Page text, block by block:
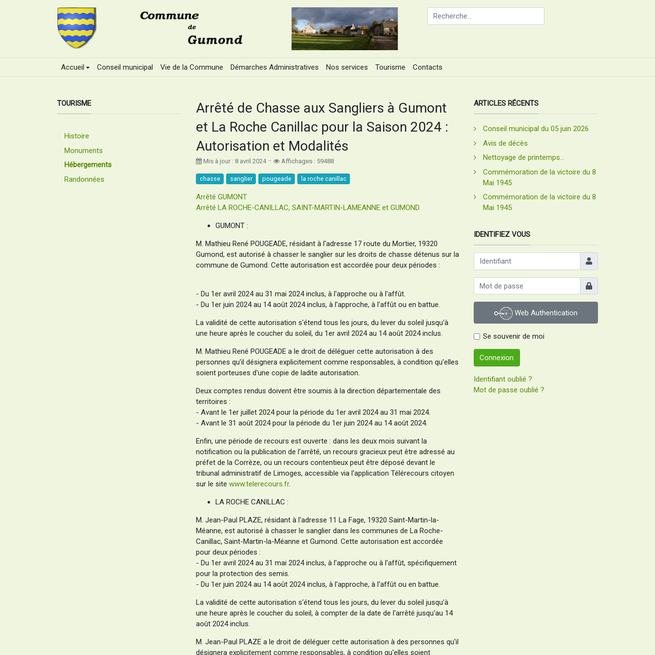
Accueil Conseil municipal Vie de la Commune Démarches Administratives Nos services Tourisme Contacts
Arrêté de Chasse aux Sangliers à Gumont
et La Roche Canillac pour la Saison 2024 :
Autorisation et Modalités
Mis à jour : 8 avril 2024 Affichages : 59488
chasse sanglier pougeade la roche canillac
Arrêté GUMONT
Arrêté LA ROCHE-CANILLAC, SAINT-MARTIN-LAMEANNE et GUMOND.
GUMONT :
M. Mathieu René POUGEADE, résidant à l'adresse 17 route du Mortier, 19320
Gumond, est autorisé à chasser le sanglier sur les droits de chasse détenus sur la
commune de Gumond. Cette autorisation est accordée pour deux périodes :
- Du 1er avril 2024 au 31 mai 2024 inclus, à l'approche ou à l'affût.
- Du 1er juin 2024 au 14 août 2024 inclus, à l'approche, à l'affût ou en battue.
La validité de cette autorisation s'étend tous les jours, du lever du soleil jusqu'à
une heure après le coucher du soleil, du 1er avril 2024 au 14 août 2024 inclus.
M. Mathieu René POUGEADE a le droit de déléguer cette autorisation à des
personnes qu'il désignera explicitement comme responsables, à condition qu'elles
soient porteuses d'une copie de ladite autorisation.
Deux comptes rendus doivent être soumis à la direction départementale des
territoires :
- Avant le 1er juillet 2024 pour la période du 1er avril 2024 au 31 mai 2024.
- Avant le 31 août 2024 pour la période du 1er juin 2024 au 14 août 2024.
Enfin, une période de recours est ouverte : dans les deux mois suivant la
notification ou la publication de l'arrêté, un recours gracieux peut être adressé au
préfet de la Corrèze, ou un recours contentieux peut être déposé devant le
tribunal administratif de Limoges, accessible via l'application Télérecours citoyen
sur le site www.telerecours.fr.
LA ROCHE CANILLAC :
M. Jean-Paul PLAZE, résidant à l'adresse 11 La Fage, 19320 Saint-Martin-la-
Méanne, est autorisé à chasser le sanglier dans les communes de La Roche-
Canillac, Saint-Martin-la-Méanne et Gumond. Cette autorisation est accordée
pour deux périodes :
- Du 1er avril 2024 au 31 mai 2024 inclus, à l'approche ou à l'affût, spécifiquement
pour la protection des semis.
- Du 1er juin 2024 au 14 août 2024 inclus, à l'approche, à l'affût ou en battue.
La validité de cette autorisation s'étend tous les jours, du lever du soleil jusqu'à
une heure après le coucher du soleil, à compter de la date de l'arrêté jusqu'au 14
août 2024 inclus.
M. Jean-Paul PLAZE a le droit de déléguer cette autorisation à des personnes qu'il
désignera explicitement comme responsables, à condition qu'elles soient
TOURISME
Histoire
Monuments
Hébergements
Randonnées
ARTICLES RÉCENTS
Conseil municipal du 05 juin 2026
Avis de décès
Nettoyage de printemps...
Commémoration de la victoire du 8
Mai 1945
Commémoration de la victoire du 8
Mai 1945
IDENTIFIEZ VOUS
Identifiant
Afficher
Web Authentication
Se souvenir de moi
Connexion
Identifiant oublié ?
Mot de passe oublié ?